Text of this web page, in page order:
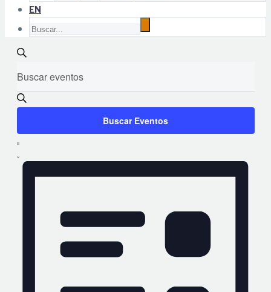
EN
NAVEGACIÓN
BÚSQUEDA
Y
VISTAS
EVENTOS
la
palabra
Busca
Eventos
para
Buscar Eventos
NAVEGACIÓN
DE
EVENTO
Lista